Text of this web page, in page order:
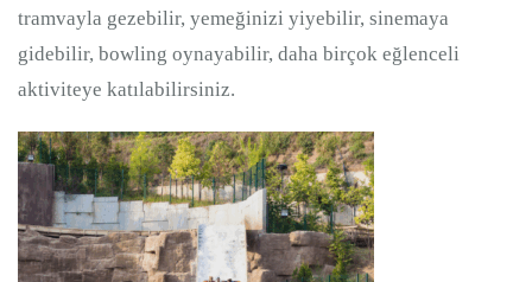
tramvayla gezebilir, yemeğinizi yiyebilir, sinemaya
gidebilir, bowling oynayabilir, daha birçok eğlenceli
aktiviteye katılabilirsiniz.